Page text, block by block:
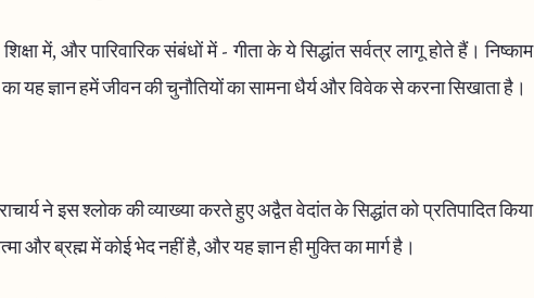
में, और पारिवारिक संबंधों में - गीता के ये सिद्धांत सर्वत्र लागू होते हैं। निष्काम
यह ज्ञान हमें जीवन की चुनौतियों का सामना धैर्य और विवेक से करना सिखाता है।
ने इस श्लोक की व्याख्या करते हुए अद्वैत वेदांत के सिद्धांत को प्रतिपादित किया
ब्रह्म में कोई भेद नहीं है, और यह ज्ञान ही मुक्ति का मार्ग है।